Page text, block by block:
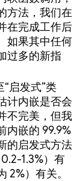
方法，我们在
在完成工作后
如果其中任何
过多的新指
启发式”类
计内嵌是否会
不完美，但我
内嵌的 99.9%
的启发式方法
0.2-1.3%）有
2%）有关。